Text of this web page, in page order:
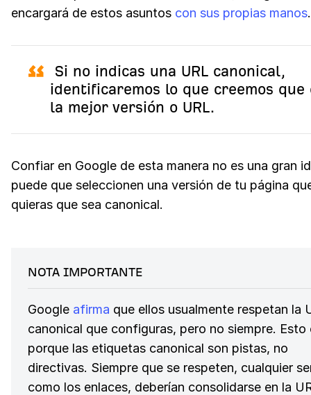
encargará de estos asuntos con sus propias manos.
Si no indicas una URL canonical,
identificaremos lo que creemos que
la mejor versión o URL.
Confiar en Google de esta manera no es una gran
puede que seleccionen una versión de tu página
quieras que sea canonical.
NOTA IMPORTANTE
Google afirma que ellos usualmente respetan la
canonical que configuras, pero no siempre. Esto
porque las etiquetas canonical son pistas, no
directivas. Siempre que se respeten, cualquier
como los enlaces, deberían consolidarse en la